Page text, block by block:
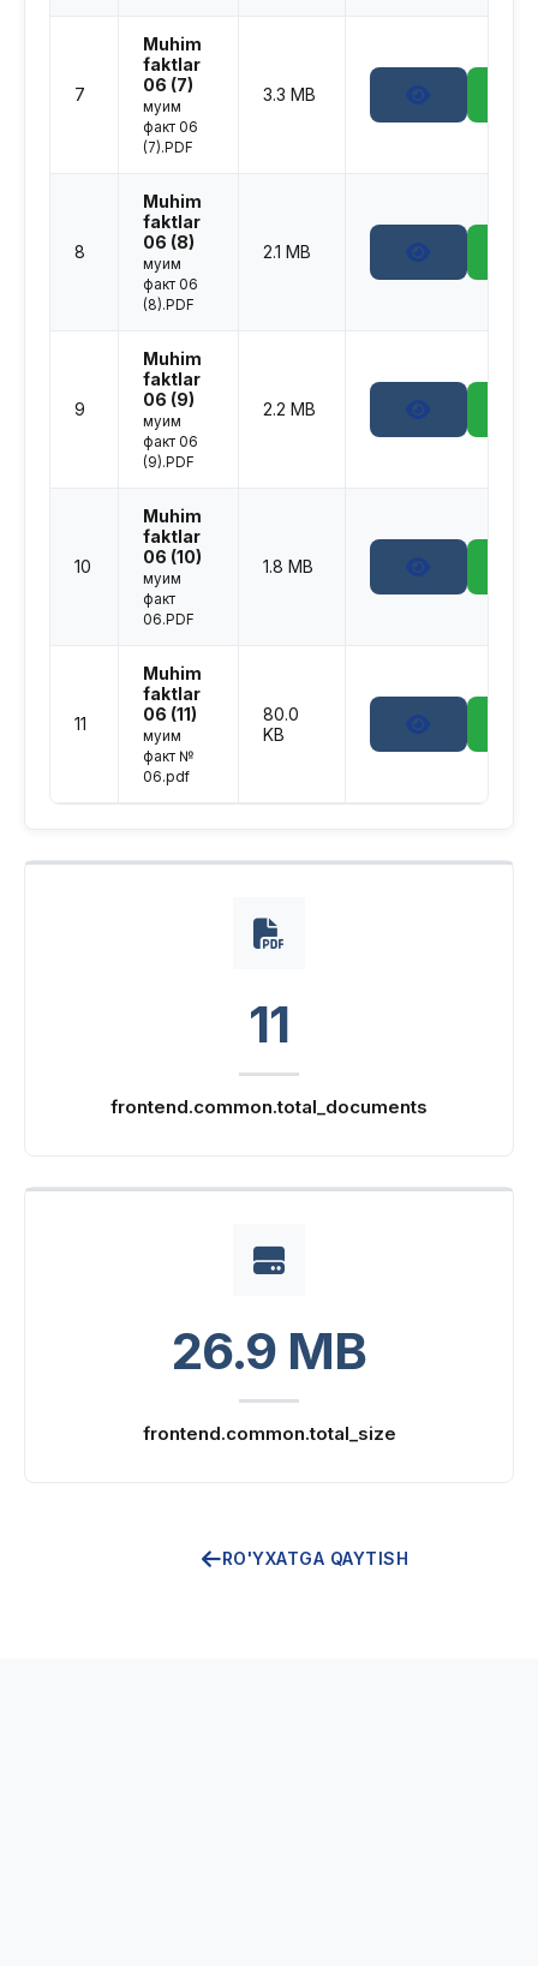
7
Muhim
faktlar
06 (7)
муҳим
факт 06
(7).PDF
3.3 MB
8
Muhim
faktlar
06 (8)
муҳим
факт 06
(8).PDF
2.1 MB
9
Muhim
faktlar
06 (9)
муҳим
факт 06
(9).PDF
2.2 MB
10
Muhim
faktlar
06 (10)
муҳим
факт
06.PDF
1.8 MB
11
Muhim
faktlar
06 (11)
муҳим
факт №
06.pdf
80.0
KB
11
frontend.common.total_documents
26.9 MB
frontend.common.total_size
RO'YXATGA QAYTISH